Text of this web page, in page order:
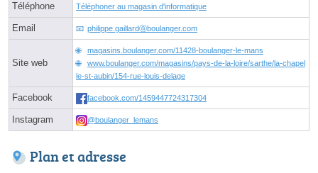
Téléphone Téléphoner au magasin d'informatique
Email philippe.gaillardⓐboulanger.com
Site web
magasins.boulanger.com/11428-boulanger-le-mans
www.boulanger.com/magasins/pays-de-la-loire/sarthe/la-chapel
le-st-aubin/154-rue-louis-delage
Facebook facebook.com/1459447724317304
Instagram @boulanger_lemans
Plan et adresse